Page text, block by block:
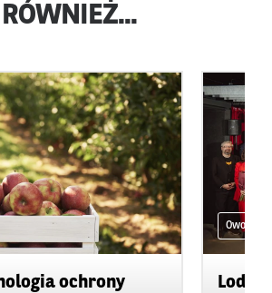
RÓWNIEŻ...
ochrony
Owoce
Lody